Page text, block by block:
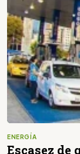
ENERGÍA
Escasez de